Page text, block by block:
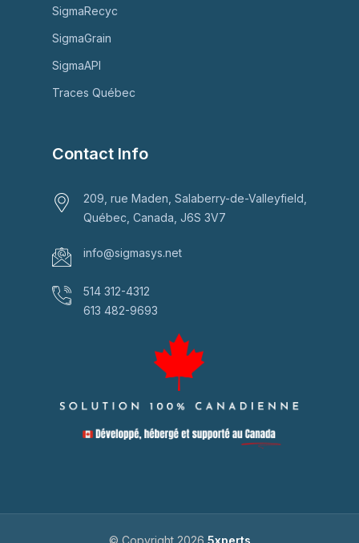
SigmaRecyc
SigmaGrain
SigmaAPI
Traces Québec
Contact Info
209, rue Maden, Salaberry-de-Valleyfield,
Québec, Canada, J6S 3V7
info@sigmasys.net
514 312-4312
613 482-9693
© Copyright 2026 5xperts